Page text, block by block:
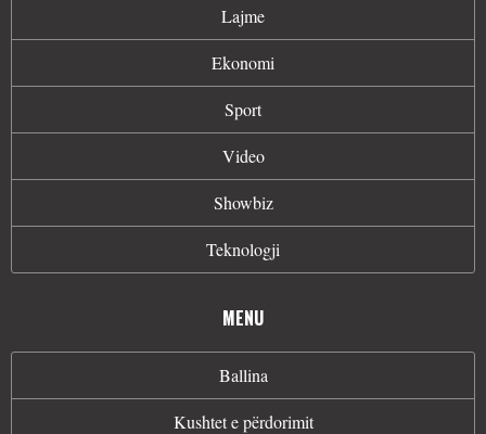
Lajme
Ekonomi
Sport
Video
Showbiz
Teknologji
MENU
Ballina
Kushtet e përdorimit